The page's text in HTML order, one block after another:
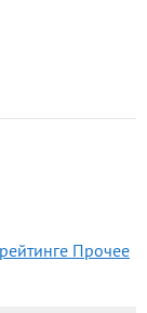
рейтинге Прочее